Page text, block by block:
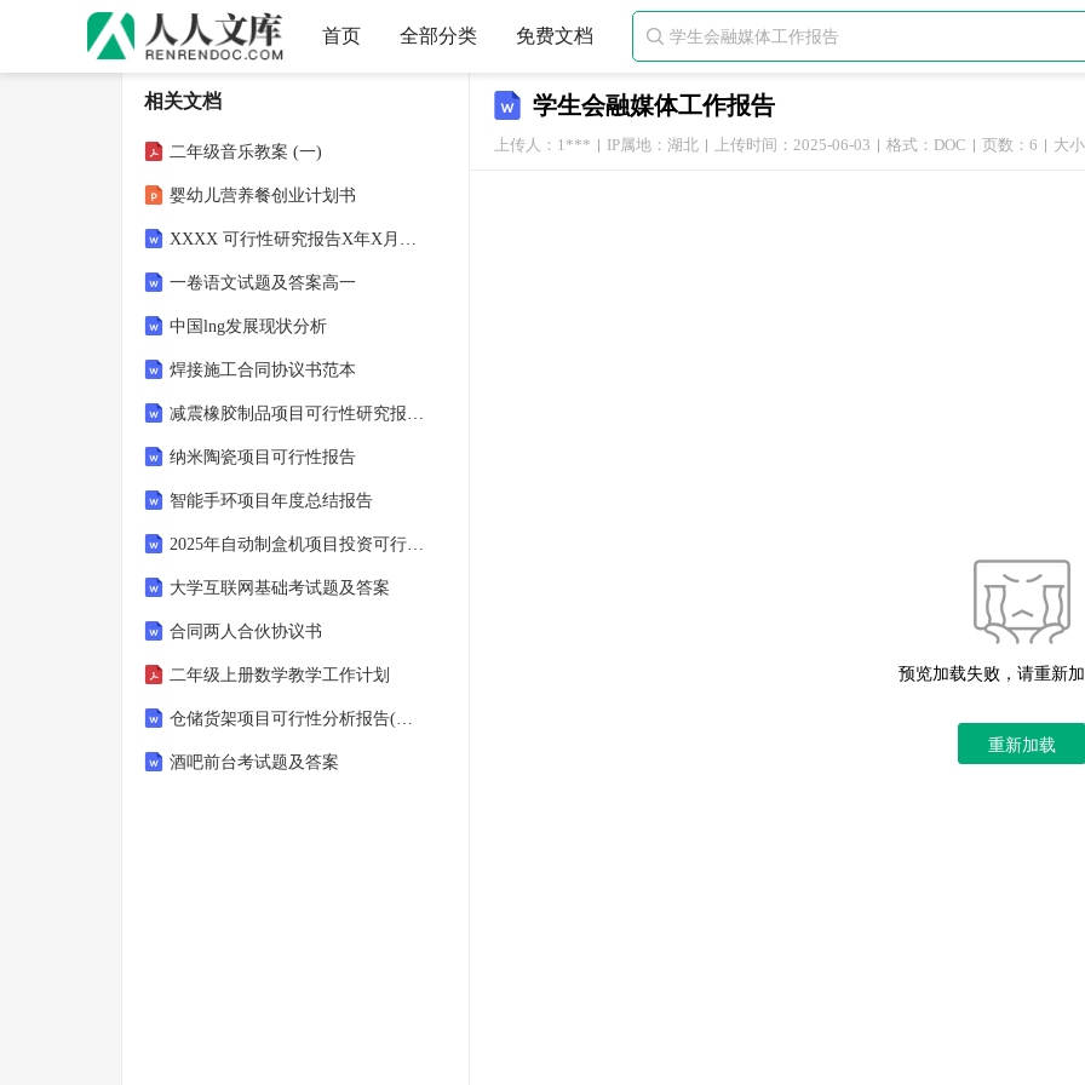
首页 全部分类 免费文档 
学生会融媒体工作报告
上传人：1*** IP属地：湖北 上传时间：2025-06-03 格式：DOC 页数：6 大
预览加载失败，请重新
重新加载
相关文档
二年级音乐教案 (一)
婴幼儿营养餐创业计划书
XXXX 可行性研究报告X年X月X日
一卷语文试题及答案高一
中国lng发展现状分析
焊接施工合同协议书范本
减震橡胶制品项目可行性研究报告范文
纳米陶瓷项目可行性报告
智能手环项目年度总结报告
2025年自动制盒机项目投资可行性研究分析报告
大学互联网基础考试题及答案
合同两人合伙协议书
二年级上册数学教学工作计划
仓储货架项目可行性分析报告(模板参考范文)
酒吧前台考试题及答案